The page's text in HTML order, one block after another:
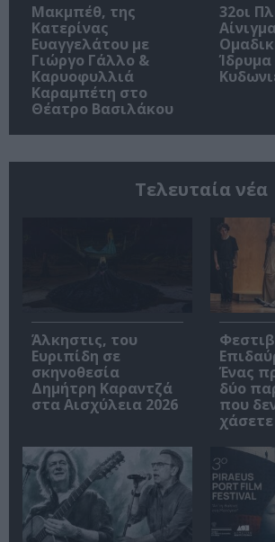
Μακμπέθ, της
Κατερίνας
Ευαγγελάτου με
Γιώργο Γάλλο &
Καρυοφυλλιά
Καραμπέτη στο
Θέατρο Βασιλάκου
32οι
Τελευταία νέα
Άλκηστις, του
Ευριπίδη σε
σκηνοθεσία
Δημήτρη Καραντζά
στα Αισχύλεια 2026
Ένας
δύο
που
χάσετε